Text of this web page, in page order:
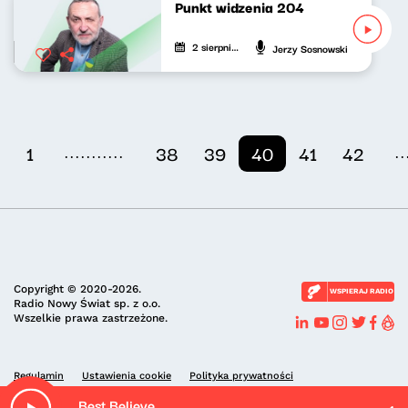
Punkt widzenia 204
2 sierpnia 2021 Jerzy Sosnowski
1 ........... 38 39 40 41 42
Copyright © 2020-2026.
Radio Nowy Świat sp. z o.o.
Wszelkie prawa zastrzeżone.
WSPIERAJ RADIO
Regulamin Ustawienia cookie Polityka prywatności